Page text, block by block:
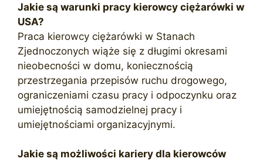
Jakie są warunki pracy kierowcy ciężarówki w
USA?
Praca kierowcy ciężarówki w Stanach
Zjednoczonych wiąże się z długimi okresami
nieobecności w domu, koniecznością
przestrzegania przepisów ruchu drogowego,
ograniczeniami czasu pracy i odpoczynku oraz
umiejętnością samodzielnej pracy i
umiejętnościami organizacyjnymi.
Jakie są możliwości kariery dla kierowców